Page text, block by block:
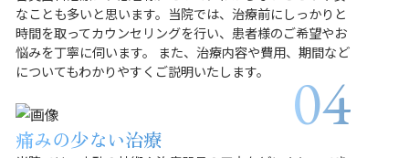
なことも多いと思います。当院では、治療前にしっかりと
時間を取ってカウンセリングを行い、患者様のご希望やお
悩みを丁寧に伺います。 また、治療内容や費用、期間など
についてもわかりやすくご説明いたします。
痛みの少ない治療